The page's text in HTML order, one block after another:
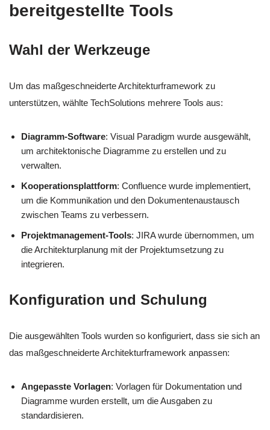
bereitgestellte Tools
Wahl der Werkzeuge
Um das maßgeschneiderte Architekturframework zu
unterstützen, wählte TechSolutions mehrere Tools aus:
Diagramm-Software: Visual Paradigm wurde ausgewählt,
um architektonische Diagramme zu erstellen und zu
verwalten.
Kooperationsplattform: Confluence wurde implementiert,
um die Kommunikation und den Dokumentenaustausch
zwischen Teams zu verbessern.
Projektmanagement-Tools: JIRA wurde übernommen, um
die Architekturplanung mit der Projektumsetzung zu
integrieren.
Konfiguration und Schulung
Die ausgewählten Tools wurden so konfiguriert, dass sie sich an
das maßgeschneiderte Architekturframework anpassen:
Angepasste Vorlagen: Vorlagen für Dokumentation und
Diagramme wurden erstellt, um die Ausgaben zu
standardisieren.